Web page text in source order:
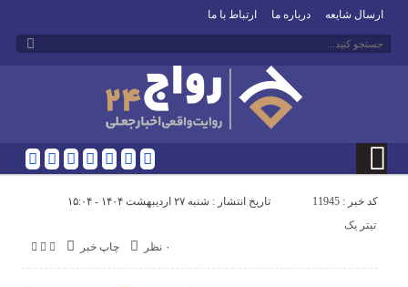
ارسال شایعه درباره ما ارتباط با ما
کد خبر : 11945 تاریخ انتشار : شنبه ۲۷ اردیبهشت ۱۴۰۴ - ۱۵:۰۴
چاپ خبر ۰ نظر
تیتر یک